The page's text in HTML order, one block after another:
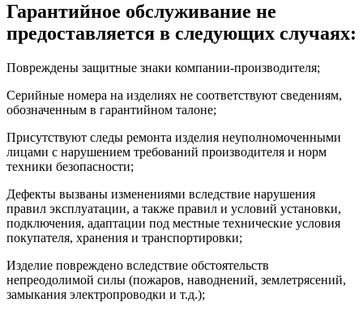
Гарантийное обслуживание не
предоставляется в следующих случаях:
Повреждены защитные знаки компании-производителя;
Серийные номера на изделиях не соответствуют сведениям,
обозначенным в гарантийном талоне;
Присутствуют следы ремонта изделия неуполномоченными
лицами с нарушением требований производителя и норм
техники безопасности;
Дефекты вызваны изменениями вследствие нарушения
правил эксплуатации, а также правил и условий установки,
подключения, адаптации под местные технические условия
покупателя, хранения и транспортировки;
Изделие повреждено вследствие обстоятельств
непреодолимой силы (пожаров, наводнений, землетрясений,
замыкания электропроводки и т.д.);